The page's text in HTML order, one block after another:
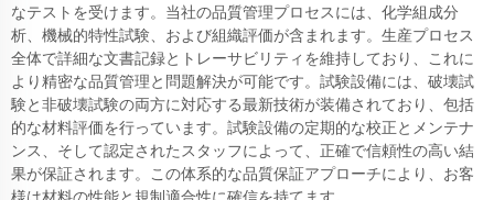
なテストを受けます。当社の品質管理プロセスには、化学組成分
析、機械的特性試験、および組織評価が含まれます。生産プロセス
全体で詳細な文書記録とトレーサビリティを維持しており、これに
より精密な品質管理と問題解決が可能です。試験設備には、破壊試
験と非破壊試験の両方に対応する最新技術が装備されており、包括
的な材料評価を行っています。試験設備の定期的な校正とメンテナ
ンス、そして認定されたスタッフによって、正確で信頼性の高い結
果が保証されます。この体系的な品質保証アプローチにより、お客